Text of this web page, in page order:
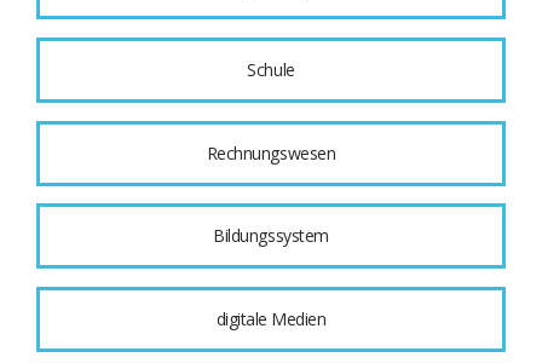
Schule
Rechnungswesen
Bildungssystem
digitale Medien